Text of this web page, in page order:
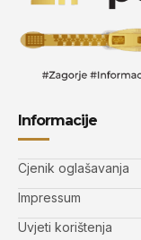
Informacije
Cjenik oglašavanja
Impressum
Uvjeti korištenja